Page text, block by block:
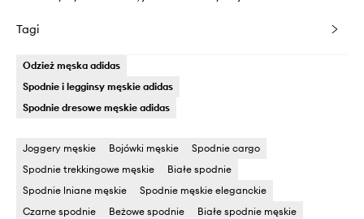
Tagi
Odzież męska adidas
Spodnie i legginsy męskie adidas
Spodnie dresowe męskie adidas
Joggery męskie Bojówki męskie
Spodnie cargo
Spodnie trekkingowe męskie
Białe spodnie
Spodnie lniane męskie
Spodnie męskie eleganckie
Czarne spodnie
Beżowe spodnie
Białe spodnie męskie